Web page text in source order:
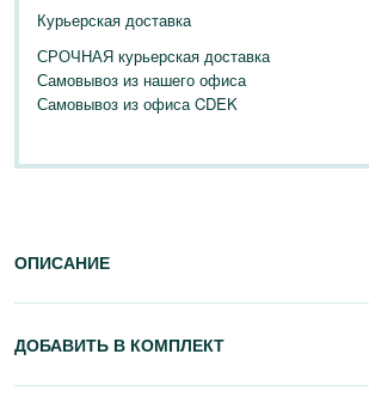
Курьерская доставка
СРОЧНАЯ курьерская доставка
Самовывоз из нашего офиса
Самовывоз из офиса CDEK
ОПИСАНИЕ
ДОБАВИТЬ В КОМПЛЕКТ